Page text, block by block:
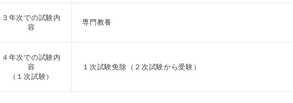
３年次での試験内
容
専門教養
４年次での試験内
容
（１次試験）
１次試験免除（２次試験から受験）